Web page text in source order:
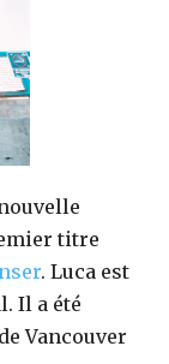
titre
. Luca est
Il a été
Vancouver